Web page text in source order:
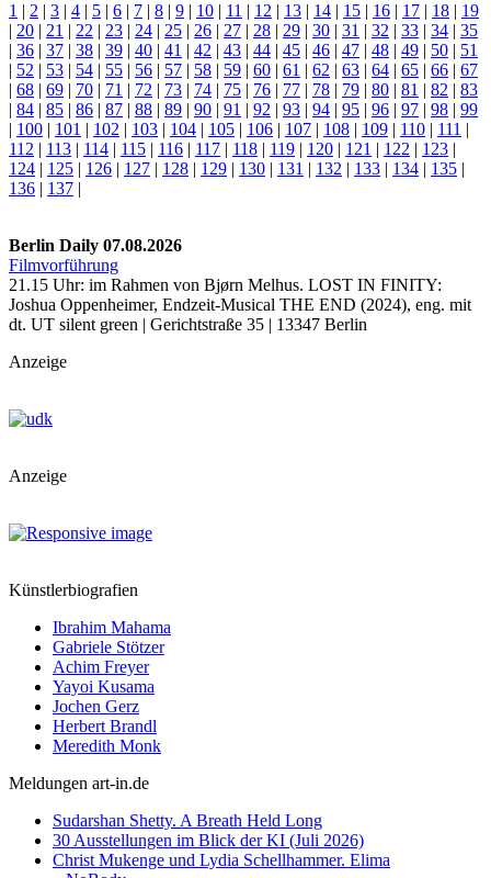
1 | 2 | 3 | 4 | 5 | 6 | 7 | 8 | 9 | 10 | 11 | 12 | 13 | 14 | 15 | 16 | 17 | 18 | 19
| 20 | 21 | 22 | 23 | 24 | 25 | 26 | 27 | 28 | 29 | 30 | 31 | 32 | 33 | 34 | 35
| 36 | 37 | 38 | 39 | 40 | 41 | 42 | 43 | 44 | 45 | 46 | 47 | 48 | 49 | 50 | 51
| 52 | 53 | 54 | 55 | 56 | 57 | 58 | 59 | 60 | 61 | 62 | 63 | 64 | 65 | 66 | 67
| 68 | 69 | 70 | 71 | 72 | 73 | 74 | 75 | 76 | 77 | 78 | 79 | 80 | 81 | 82 | 83
| 84 | 85 | 86 | 87 | 88 | 89 | 90 | 91 | 92 | 93 | 94 | 95 | 96 | 97 | 98 | 99
| 100 | 101 | 102 | 103 | 104 | 105 | 106 | 107 | 108 | 109 | 110 | 111 |
112 | 113 | 114 | 115 | 116 | 117 | 118 | 119 | 120 | 121 | 122 | 123 |
124 | 125 | 126 | 127 | 128 | 129 | 130 | 131 | 132 | 133 | 134 | 135 |
136 | 137 |
Berlin Daily 07.08.2026
Filmvorführung
21.15 Uhr: im Rahmen von Bjørn Melhus. LOST IN FINITY:
Joshua Oppenheimer, Endzeit-Musical THE END (2024), eng. mit
dt. UT silent green | Gerichtstraße 35 | 13347 Berlin
Anzeige
Anzeige
Künstlerbiografien
Ibrahim Mahama
Gabriele Stötzer
Achim Freyer
Yayoi Kusama
Jochen Gerz
Herbert Brandl
Meredith Monk
Meldungen art-in.de
Sudarshan Shetty. A Breath Held Long
30 Ausstellungen im Blick der KI (Juli 2026)
Christ Mukenge und Lydia Schellhammer. Elima